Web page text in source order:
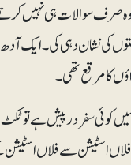
صرف سوالات ہی نہیں
کی نشان دہی کی۔ ایک
کا مرقع تھی۔
کوئی سفر درپیش ہے
اسٹیشن سے فلاں